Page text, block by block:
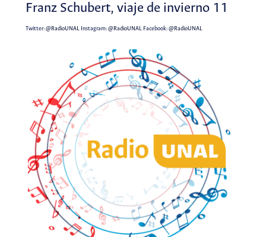
Franz Schubert, viaje de invierno 11
Twitter:@RadioUNALInstagram:@RadioUNALFacebook:@RadioUNAL